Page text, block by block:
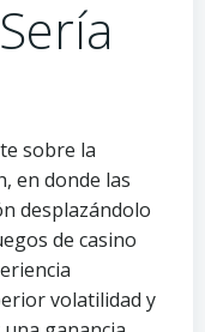
sobre la
en donde las
desplazándolo
de casino
volatilidad y